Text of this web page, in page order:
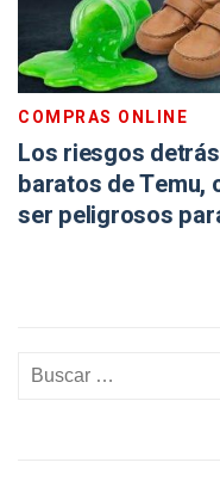
COMPRAS ONLINE
Los riesgos
baratos de Temu,
ser peligrosos